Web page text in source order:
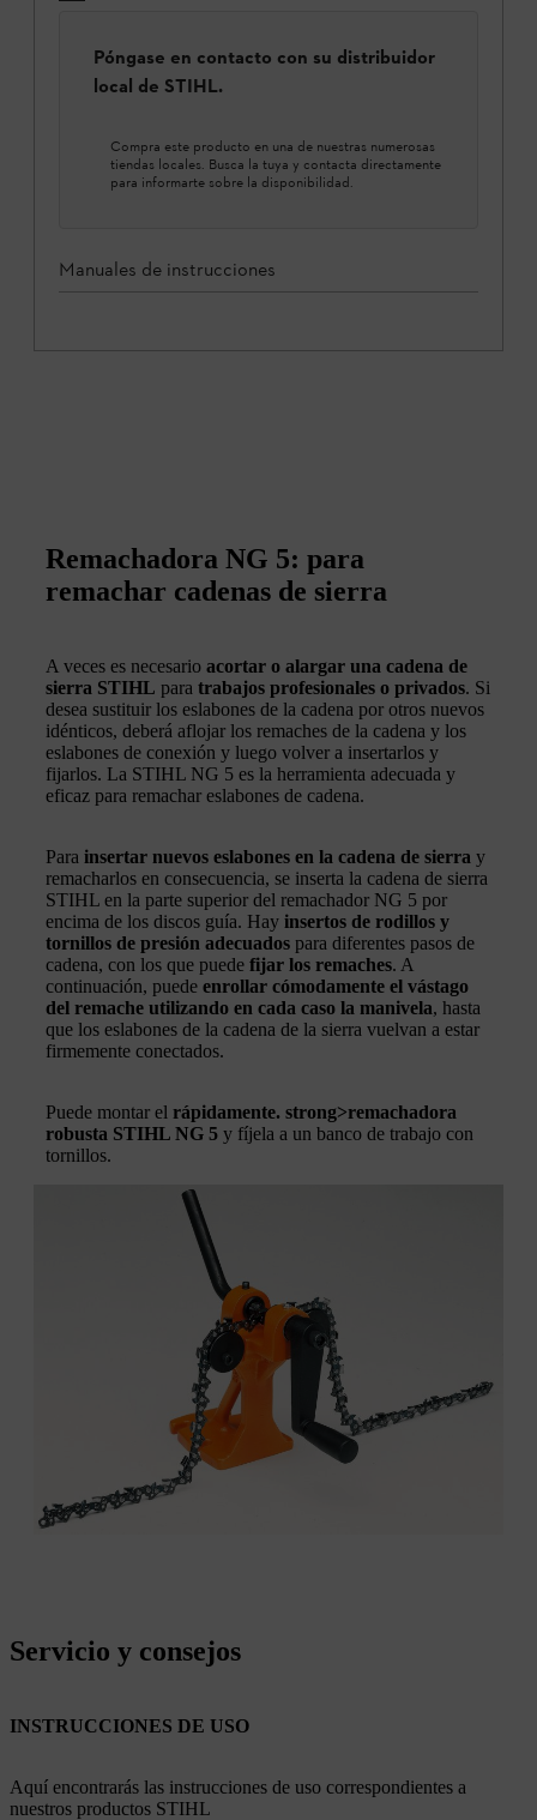
Póngase en contacto con su distribuidor
local de STIHL.
Compra este producto en una de nuestras numerosas
tiendas locales. Busca la tuya y contacta directamente
para informarte sobre la disponibilidad.
Manuales de instrucciones
Remachadora NG 5: para
remachar cadenas de sierra
A veces es necesario acortar o alargar una cadena de
sierra STIHL para trabajos profesionales o privados. Si
desea sustituir los eslabones de la cadena por otros nuevos
idénticos, deberá aflojar los remaches de la cadena y los
eslabones de conexión y luego volver a insertarlos y
fijarlos. La STIHL NG 5 es la herramienta adecuada y
eficaz para remachar eslabones de cadena.
Para insertar nuevos eslabones en la cadena de sierra y
remacharlos en consecuencia, se inserta la cadena de sierra
STIHL en la parte superior del remachador NG 5 por
encima de los discos guía. Hay insertos de rodillos y
tornillos de presión adecuados para diferentes pasos de
cadena, con los que puede fijar los remaches. A
continuación, puede enrollar cómodamente el vástago
del remache utilizando en cada caso la manivela, hasta
que los eslabones de la cadena de la sierra vuelvan a estar
firmemente conectados.
Puede montar el rápidamente. strong>remachadora
robusta STIHL NG 5 y fíjela a un banco de trabajo con
tornillos.
Servicio y consejos
INSTRUCCIONES DE USO
Aquí encontrarás las instrucciones de uso correspondientes a
nuestros productos STIHL